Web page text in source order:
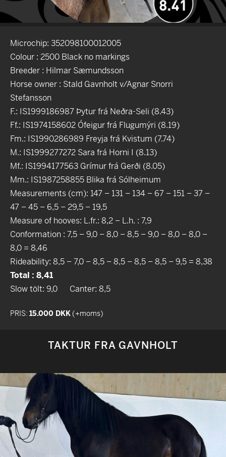
Microchip: 352098100012005
Colour : 2500 Black no markings
Breeder : Hilmar Sæmundsson
Horse owner : Stald Gavnholt v/Agnar Snorri
Stefansson
F.: IS1999186987 Þytur frá Neðra-Seli (8.43)
Ff.: IS1974158602 Ófeigur frá Flugumýri (8.19)
Fm.: IS1990286989 Freyja frá Kvistum (7.74)
M.: IS1999277272 Sara frá Horni I (8.13)
Mf.: IS1994177563 Grímur frá Gerði (8.05)
Mm.: IS1987258855 Blika frá Sólheimum
Measurements (cm): 147 – 131 – 134 – 67 – 151 – 37 –
47 – 45 – 6,5 – 29,5 – 19,5
Measure of hooves: L.fr.: 8,2 – L.h. : 7,9
Conformation : 7,5 – 9,0 – 8,0 – 8,5 – 9,0 – 8,0 – 8,0 –
8,0 = 8,46
Rideability: 8,5 – 7,0 – 8,5 – 8,5 – 8,5 – 8,5 – 9,5 = 8,38
Total : 8,41
Slow tölt: 9,0 Canter: 8,5
PRIS: 15.000 DKK (+moms)
TAKTUR FRA GAVNHOLT